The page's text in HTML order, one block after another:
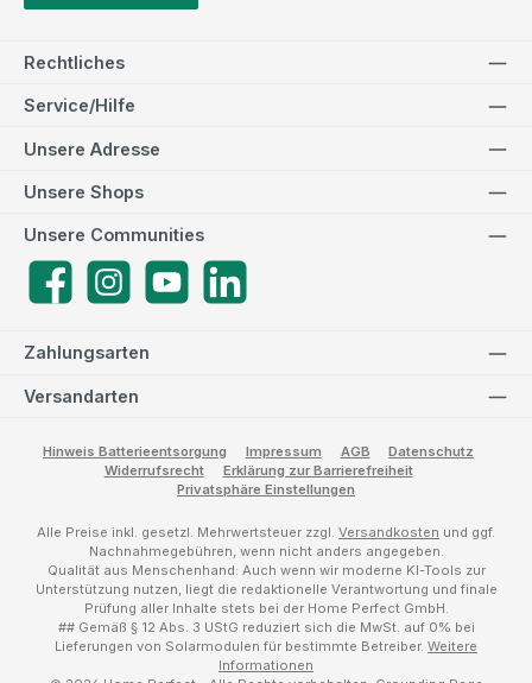
Rechtliches
Service/Hilfe
Zahlungsarten
Versandarten
Unsere Adresse
Unsere Communities
FacebookInstagramYouTube
Unsere Shops
Hinweis Batterieentsorgung Impressum AGB
Datenschutz
Widerrufsrecht
Erklärung zur Barrierefreiheit
Privatsphäre Einstellungen
Alle Preise inkl. gesetzl. Mehrwertsteuer zzgl. Versandkosten und ggf.
Nachnahmegebühren, wenn nicht anders angegeben.
Qualität aus Menschenhand: Auch wenn wir moderne KI-Tools zur
Unterstützung nutzen, liegt die redaktionelle Verantwortung und finale
Prüfung aller Inhalte stets bei der Home Perfect GmbH.
## Gemäß § 12 Abs. 3 UStG reduziert sich die MwSt. auf 0% bei
Lieferungen von Solarmodulen für bestimmte Betreiber. Weitere
Informationen